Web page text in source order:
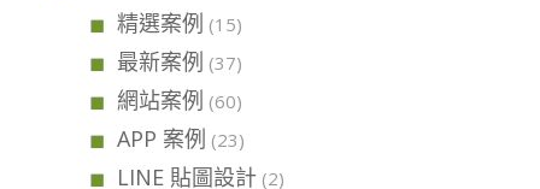
精選案例 (15)
最新案例 (37)
網站案例 (60)
APP 案例 (23)
LINE 貼圖設計(2)